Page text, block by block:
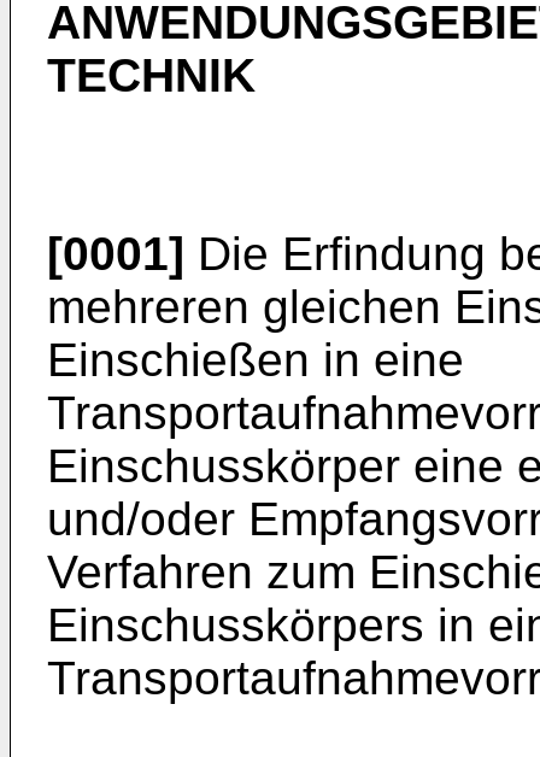
TECHNIK
[0001] Die Erfindung
mehreren gleichen
Einschießen in eine
Einschusskörper eine
und/oder
Verfahren zum
Einschusskörpers in